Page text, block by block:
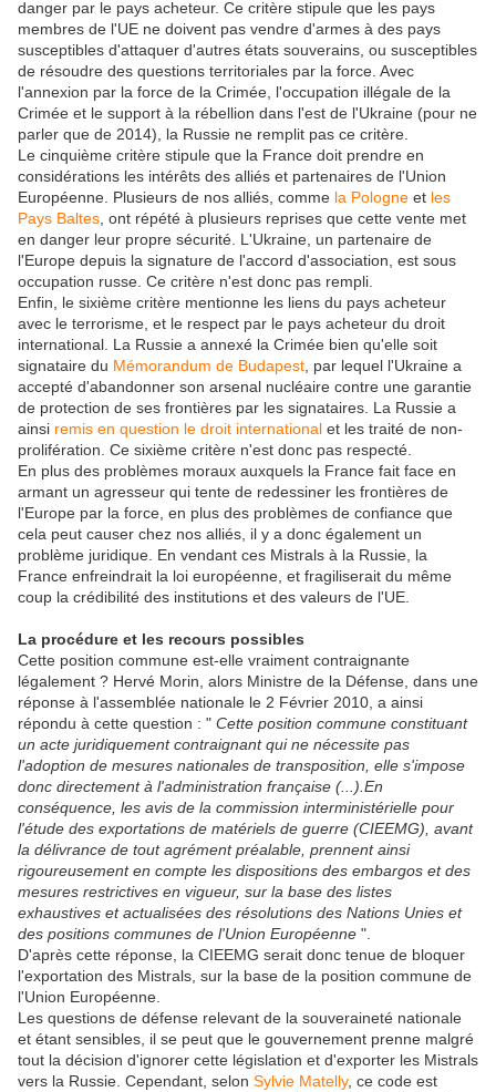
danger par le pays acheteur. Ce critère stipule que les pays
membres de l'UE ne doivent pas vendre d'armes à des pays
susceptibles d'attaquer d'autres états souverains, ou susceptibles
de résoudre des questions territoriales par la force. Avec
l'annexion par la force de la Crimée, l'occupation illégale de la
Crimée et le support à la rébellion dans l'est de l'Ukraine (pour ne
parler que de 2014), la Russie ne remplit pas ce critère.
Le cinquième critère stipule que la France doit prendre en
considérations les intérêts des alliés et partenaires de l'Union
Européenne. Plusieurs de nos alliés, comme la Pologne et les
Pays Baltes , ont répété à plusieurs reprises que cette vente met
en danger leur propre sécurité. L'Ukraine, un partenaire de
l'Europe depuis la signature de l'accord d'association, est sous
occupation russe. Ce critère n'est donc pas rempli.
Enfin, le sixième critère mentionne les liens du pays acheteur
avec le terrorisme, et le respect par le pays acheteur du droit
international. La Russie a annexé la Crimée bien qu'elle soit
signataire du Mémorandum de Budapest , par lequel l'Ukraine a
accepté d'abandonner son arsenal nucléaire contre une garantie
de protection de ses frontières par les signataires. La Russie a
ainsi remis en question le droit international et les traité de non-
prolifération. Ce sixième critère n'est donc pas respecté.
En plus des problèmes moraux auxquels la France fait face en
armant un agresseur qui tente de redessiner les frontières de
l'Europe par la force, en plus des problèmes de confiance que
cela peut causer chez nos alliés, il y a donc également un
problème juridique. En vendant ces Mistrals à la Russie, la
France enfreindrait la loi européenne, et fragiliserait du même
coup la crédibilité des institutions et des valeurs de l'UE.
La procédure et les recours possibles
Cette position commune est-elle vraiment contraignante
légalement ? Hervé Morin, alors Ministre de la Défense, dans une
réponse à l'assemblée nationale le 2 Février 2010, a ainsi
répondu à cette question : " Cette position commune constituant
un acte juridiquement contraignant qui ne nécessite pas
l'adoption de mesures nationales de transposition, elle s'impose
donc directement à l'administration française (...).En
conséquence, les avis de la commission interministérielle pour
l'étude des exportations de matériels de guerre (CIEEMG), avant
la délivrance de tout agrément préalable, prennent ainsi
rigoureusement en compte les dispositions des embargos et des
mesures restrictives en vigueur, sur la base des listes
exhaustives et actualisées des résolutions des Nations Unies et
des positions communes de l'Union Européenne ".
D'après cette réponse, la CIEEMG serait donc tenue de bloquer
l'exportation des Mistrals, sur la base de la position commune de
l'Union Européenne.
Les questions de défense relevant de la souveraineté nationale
et étant sensibles, il se peut que le gouvernement prenne malgré
tout la décision d'ignorer cette législation et d'exporter les Mistrals
vers la Russie. Cependant, selon Sylvie Matelly, ce code est